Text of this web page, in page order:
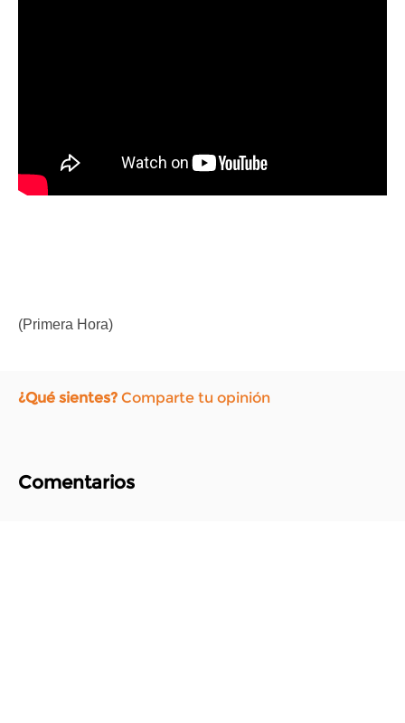
(Primera Hora)
¿Qué sientes? Comparte tu opinión
Comentarios